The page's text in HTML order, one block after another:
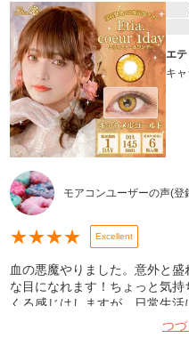
エ
キ
モアコンユーザーの声(登
★★★★ Excellent
血の悪魔やりました。意外と
な目になれます！ちょっと気
くる感じはしますが、日常生活
つ